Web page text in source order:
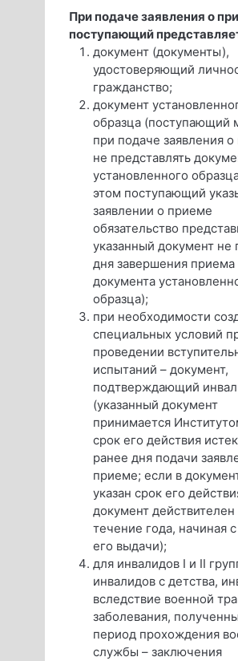
При подаче заявления о
поступающий
документ (документы),
удостоверяющий
гражданство;
документ
образца (поступающий
при подаче заявления
не представлять
установленного
этом поступающий
заявлении о приеме
обязательство
указанный документ не
дня завершения приема
документа
образца);
при необходимости
специальных условий
проведении
испытаний – документ,
подтверждающий
(указанный документ
принимается
срок его действия
ранее дня подачи
приеме; если в
указан срок его
документ действителен
течение года, начиная
его выдачи);
для инвалидов I и II
инвалидов с детства,
вследствие военной
заболевания,
период прохождения
службы – заключения